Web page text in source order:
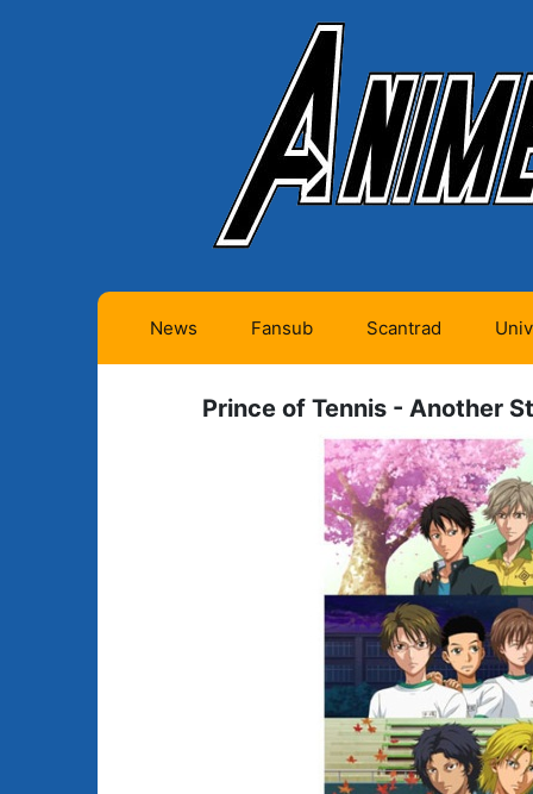
News Fansub
Animes en cours (1)
Animes terminés
Animes licenciés
Animes abandonnés
Tous les animes (604)
Scantrad
Mangas en cours
(Privés) (4)
Mangas en cours
(Publics) (11)
Mangas terminés
(Privés) (132)
Mangas terminés
(Publics) (88)
Mangas en pause
Mangas licenciés
Prince of Tennis - Another